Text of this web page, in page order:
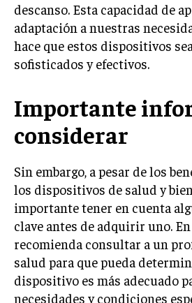
descanso. Esta capacidad de
adaptación a nuestras
hace que estos dispositivos
sofisticados y efectivos.
Importante
considerar
Sin embargo, a pesar de los
los dispositivos de salud y
importante tener en cuenta
clave antes de adquirir uno.
recomienda consultar a un
salud para que pueda
dispositivo es más adecuado
necesidades y condiciones